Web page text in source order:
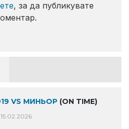
, за да публикувате
VS МИНЬОР (ON TIME)
15.02.2026